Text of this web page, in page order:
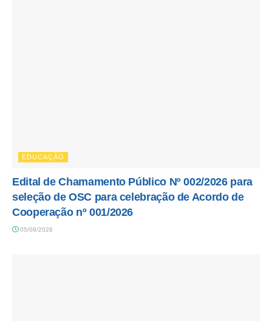
EDUCAÇÃO
Edital de Chamamento Público Nº 002/2026 para
seleção de OSC para celebração de Acordo de
Cooperação nº 001/2026
05/08/2026